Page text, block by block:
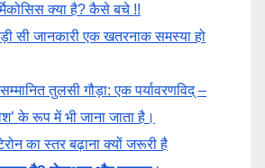
क्या है? कैसे बचे !!
सी जानकारी एक खतरनाक समस्या हो
तुलसी गौड़ा: एक पर्यावरणविद् –
के रूप में भी जाना जाता है।
का स्तर बढ़ाना क्यों जरूरी है